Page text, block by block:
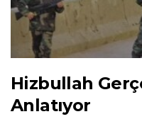
Hizbullah
Anlatıyor